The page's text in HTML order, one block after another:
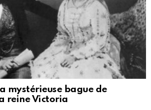
mystérieuse bague de
reine Victoria